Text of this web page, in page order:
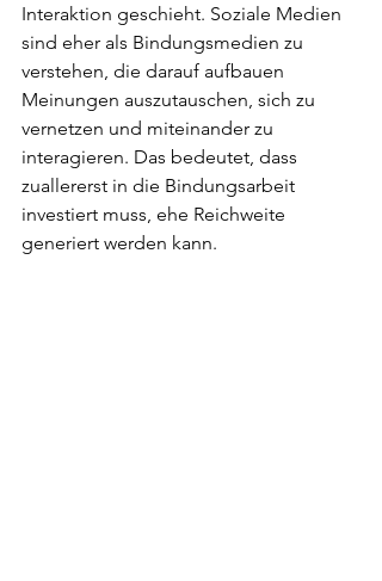
Interaktion geschieht. Soziale Medien
sind eher als Bindungsmedien zu
verstehen, die darauf aufbauen
Meinungen auszutauschen, sich zu
vernetzen und miteinander zu
interagieren. Das bedeutet, dass
zuallererst in die Bindungsarbeit
investiert muss, ehe Reichweite
generiert werden kann.